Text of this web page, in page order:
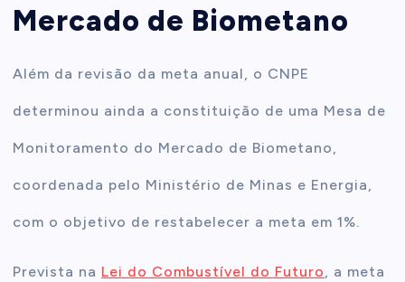
Mercado de Biometano
Além da revisão da meta anual, o CNPE
determinou ainda a constituição de uma Mesa de
Monitoramento do Mercado de Biometano,
coordenada pelo Ministério de Minas e Energia,
com o objetivo de restabelecer a meta em 1%.
Prevista na Lei do Combustível do Futuro, a meta